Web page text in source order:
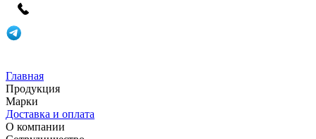
Главная
Продукция
Марки
Доставка и оплата
О компании